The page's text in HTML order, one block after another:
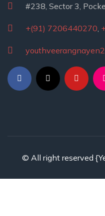
#238, Sector 3,
+(91) 7206440270
© All right reserved